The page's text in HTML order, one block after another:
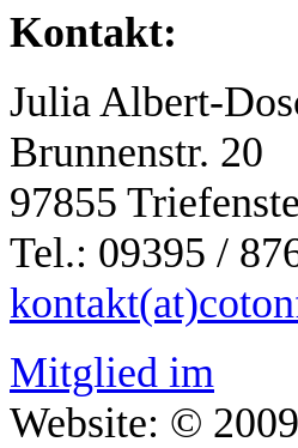
Kontakt:
Julia Albert-
Brunnenstr. 20
97855
Tel.: 09395 /
Mitglied im
Website: ©